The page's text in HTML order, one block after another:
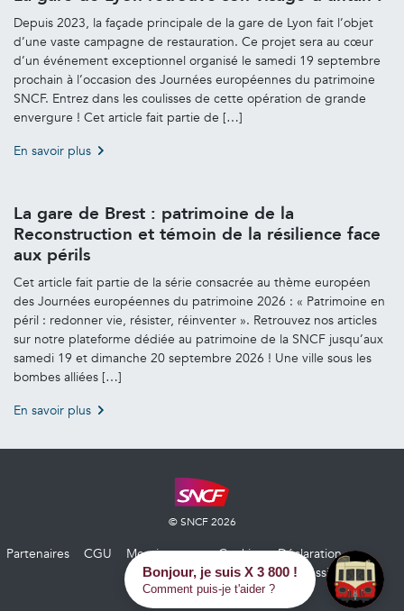
Depuis 2023, la façade principale de la gare de Lyon fait l’objet
d’une vaste campagne de restauration. Ce projet sera au cœur
d’un événement exceptionnel organisé le samedi 19 septembre
prochain à l’occasion des Journées européennes du patrimoine
SNCF. Entrez dans les coulisses de cette opération de grande
envergure ! Cet article fait partie de […]
En savoir plus
La gare de Brest : patrimoine de la
Reconstruction et témoin de la résilience face
aux périls
Cet article fait partie de la série consacrée au thème européen
des Journées européennes du patrimoine 2026 : « Patrimoine en
péril : redonner vie, résister, réinventer ». Retrouvez nos articles
sur notre plateforme dédiée au patrimoine de la SNCF jusqu’aux
samedi 19 et dimanche 20 septembre 2026 ! Une ville sous les
bombes alliées […]
En savoir plus
© SNCF 2026
Partenaires CGU
Mentions
légales
Cookies
Déclaration
d’accessibilité